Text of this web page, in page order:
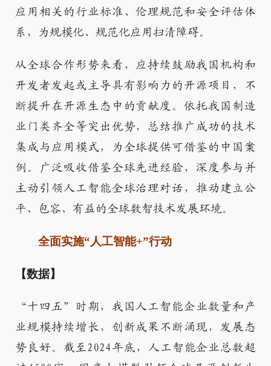
应用相关的行业标准、伦理规范和安全评估体
系，为规模化、规范化应用扫清障碍。
从全球合作形势来看，应持续鼓励我国机构和
开发者发起或主导具有影响力的开源项目，不
断提升在开源生态中的贡献度。依托我国制造
业门类齐全等突出优势，总结推广成功的技术
集成与应用模式，为全球提供可借鉴的中国案
例。广泛吸收借鉴全球先进经验，深度参与并
主动引领人工智能全球治理对话，推动建立公
平、包容、有益的全球数智技术发展环境。
全面实施“人工智能+”行动
【数据】
“十四五”时期，我国人工智能企业数量和产
业规模持续增长，创新成果不断涌现，发展态
势良好。截至2024年底，人工智能企业总数超